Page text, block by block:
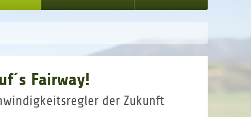
Fairway!
der Zukunft